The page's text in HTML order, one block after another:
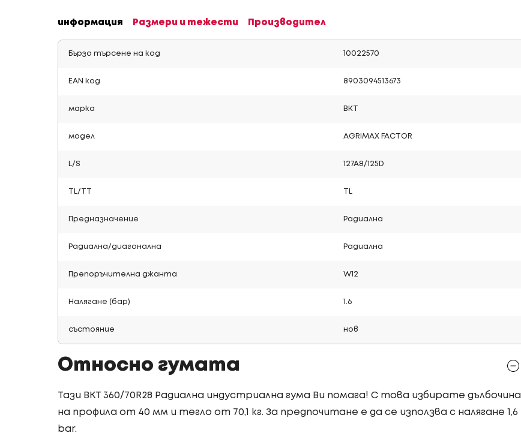
информация Размери и тежести Производител
Бързо търсене на код 10022570
EAN код 8903094513673
марка BKT
модел AGRIMAX FACTOR
L/S 127A8/125D
TL/TT
Предназначение Радиална
Радиална/диагонална Радиална
Препоръчителна джанта W12
Налягане (бар) 1.6
състояние нов
Относно гумата
Тази BKT 360/70R28 Радиална индустриална гума Ви помага! С това избирате дълбочина
на профила от 40 мм и тегло от 70,1 кг. За предпочитане е да се използва с налягане 1,6
bar.